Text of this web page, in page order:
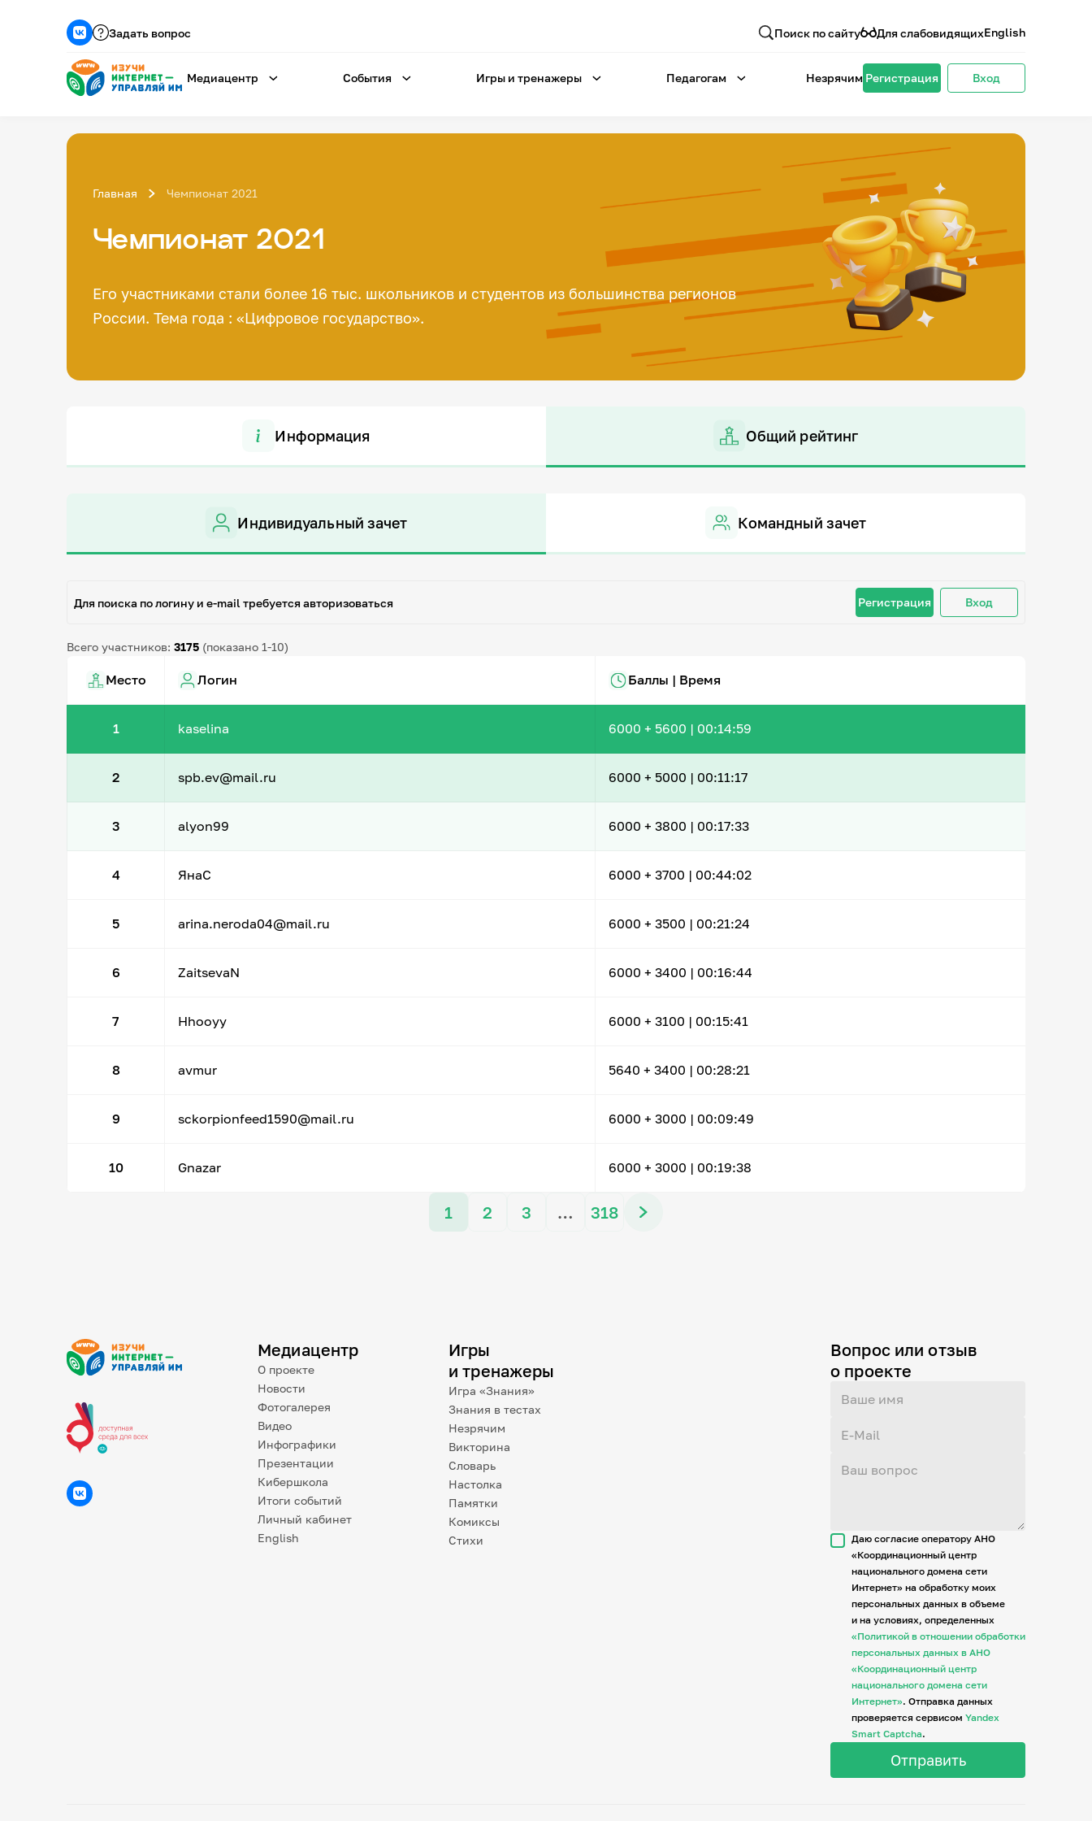
Задать вопрос Поиск по сайту Для слабовидящихEnglish
Медиацентр События Игры и тренажеры Педагогам Незрячим Регистрация Вход
Главная Чемпионат 2021
Чемпионат 2021
Его участниками стали более 16 тыс. школьников и студентов из большинства регионов
России. Тема года : «Цифровое государство».
Информация Общий рейтинг
Индивидуальный зачет Командный зачет
Для поиска по логину и e-mail требуется авторизоваться Регистрация Вход
Всего участников: 3175 (показано 1-10)
Место Логин Баллы | Время
1 kaselina 6000 + 5600 | 00:14:59
2 spb.ev@mail.ru 6000 + 5000 | 00:11:17
3 alyon99 6000 + 3800 | 00:17:33
4 ЯнаС 6000 + 3700 | 00:44:02
5 arina.neroda04@mail.ru 6000 + 3500 | 00:21:24
6 ZaitsevaN 6000 + 3400 | 00:16:44
7 Hhooyy 6000 + 3100 | 00:15:41
8 avmur 5640 + 3400 | 00:28:21
9 sckorpionfeed1590@mail.ru 6000 + 3000 | 00:09:49
10 Gnazar 6000 + 3000 | 00:19:38
1 2 3 … 318
Медиацентр
О проекте
Новости
Фотогалерея
Видео
Инфографики
Презентации
Кибершкола
Итоги событий
Личный кабинет
English
Игры
и тренажеры
Игра «Знания»
Знания в тестах
Незрячим
Викторина
Словарь
Настолка
Памятки
Комиксы
Стихи
Вопрос или отзыв
о проекте
Даю согласие оператору АНО
«Координационный центр
национального домена сети
Интернет» на обработку моих
персональных данных в объеме
и на условиях, определенных
«Политикой в отношении обработки
персональных данных в АНО
«Координационный центр
национального домена сети
Интернет». Отправка данных
проверяется сервисом Yandex
Smart Captcha.